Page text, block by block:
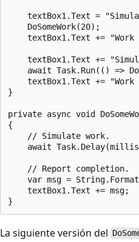
textBox1.Text =
    DoSomeWork(20);
textBox1.Text += "Work
textBox1.Text +=
await Task.Run(() =>
textBox1.Text += "Work
}
private async void
{
    // Simulate work.
await
    // Report completion.
var msg =
    textBox1.Text += msg;
La siguiente versión del